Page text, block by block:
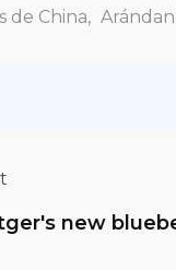
de China,
new